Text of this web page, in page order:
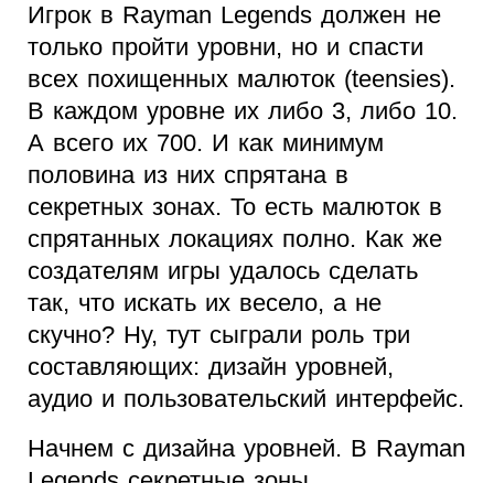
Игрок в Rayman Legends должен не
только пройти уровни, но и спасти
всех похищенных малюток (teensies).
В каждом уровне их либо 3, либо 10.
А всего их 700. И как минимум
половина из них спрятана в
секретных зонах. То есть малюток в
спрятанных локациях полно. Как же
создателям игры удалось сделать
так, что искать их весело, а не
скучно? Ну, тут сыграли роль три
составляющих: дизайн уровней,
аудио и пользовательский интерфейс.
Начнем с дизайна уровней. В Rayman